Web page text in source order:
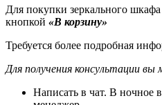
Для покупки зеркального шкафа
кнопкой «В корзину»
Требуется более подробная
Для получения консультации
Написать в чат. В ночное